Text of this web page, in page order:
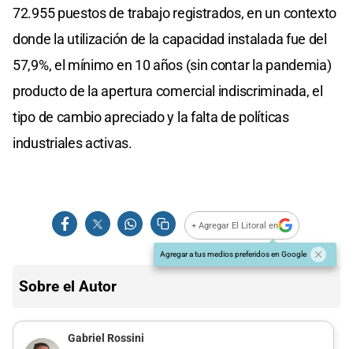
72.955 puestos de trabajo registrados, en un contexto
donde la utilización de la capacidad instalada fue del
57,9%, el mínimo en 10 años (sin contar la pandemia)
producto de la apertura comercial indiscriminada, el
tipo de cambio apreciado y la falta de políticas
industriales activas.
+ Agregar El Litoral en
Agregar a tus medios preferidos en Google
Sobre el Autor
Gabriel Rossini